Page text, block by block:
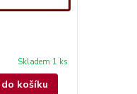
Skladem 1 ks
košíku